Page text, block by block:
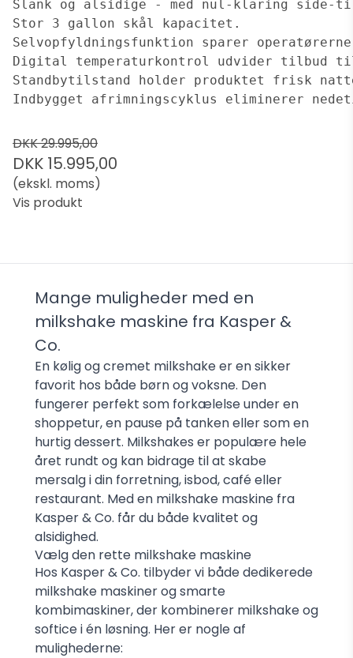
Slank og alsidige - med nul-klaring
Stor 3 gallon skål kapacitet.
Selvopfyldningsfunktion sparer
Digital temperaturkontrol udvider tilbud
Standbytilstand holder produktet frisk
Indbygget afrimningscyklus eliminerer
DKK 29.995,00
DKK 15.995,00
(ekskl. moms)
Vis produkt
Mange muligheder med en
milkshake maskine fra Kasper &
Co.
En kølig og cremet milkshake er en sikker
favorit hos både børn og voksne. Den
fungerer perfekt som forkælelse under en
shoppetur, en pause på tanken eller som en
hurtig dessert. Milkshakes er populære hele
året rundt og kan bidrage til at skabe
mersalg i din forretning, isbod, café eller
restaurant. Med en milkshake maskine fra
Kasper & Co. får du både kvalitet og
alsidighed.
Vælg den rette milkshake maskine
Hos Kasper & Co. tilbyder vi både dedikerede
milkshake maskiner og smarte
kombimaskiner, der kombinerer milkshake og
softice i én løsning. Her er nogle af
mulighederne: